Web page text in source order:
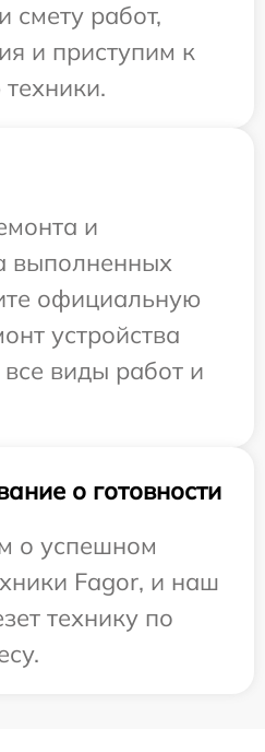
смету работ,
и приступим к
и
выполненных
официальную
устройства
виды работ и
о готовности
о успешном
Fagor, и наш
технику по